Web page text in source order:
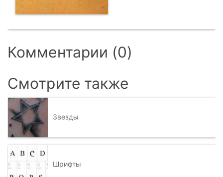
Комментарии (0)
Смотрите также
Звезды
Шрифты